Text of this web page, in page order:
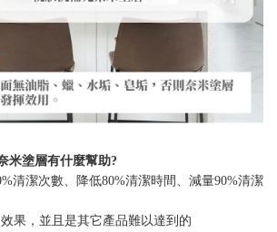
米塗層有什麼幫助?
清潔次數、降低80%清潔時間、減量90%清潔
果，並且是其它產品難以達到的